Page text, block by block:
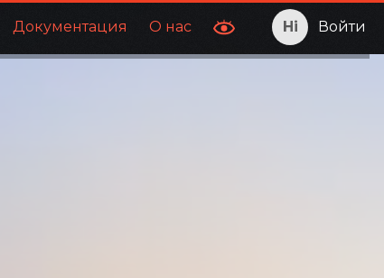
Документация О нас Войти